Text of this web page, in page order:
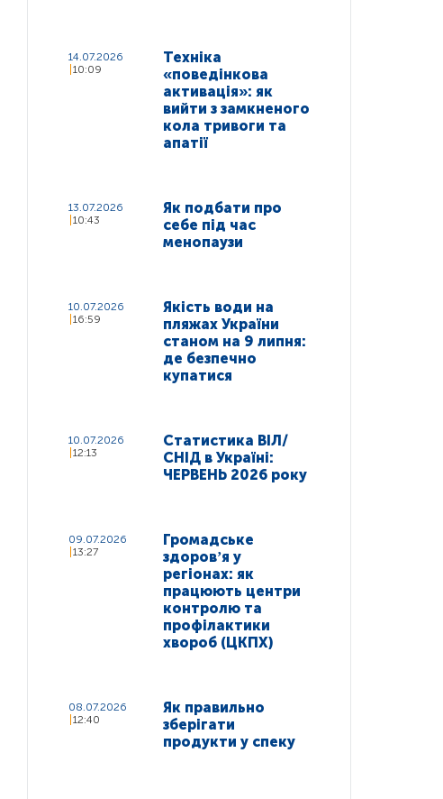
14.07.2026
10:09
Техніка
«поведінкова
активація»: як
вийти з замкненого
кола тривоги та
апатії
13.07.2026
10:43
Як подбати про
себе під час
менопаузи
10.07.2026
16:59
Якість води на
пляжах України
станом на 9 липня:
де безпечно
купатися
10.07.2026
12:13
Статистика ВІЛ/
СНІД в Україні:
ЧЕРВЕНЬ 2026 року
09.07.2026
13:27
Громадське
здоровʼя у
регіонах: як
працюють центри
контролю та
профілактики
хвороб (ЦКПХ)
08.07.2026
12:40
Як правильно
зберігати
продукти у спеку